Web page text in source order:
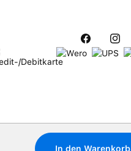
In den Warenkorb